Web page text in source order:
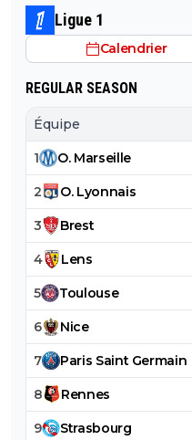
Ligue 1
Calendrier
REGULAR SEASON
Équipe
1 O. Marseille
2 O. Lyonnais
3 Brest
4 Lens
5 Toulouse
6 Nice
7 Paris Saint Germain
8 Rennes
9 Strasbourg